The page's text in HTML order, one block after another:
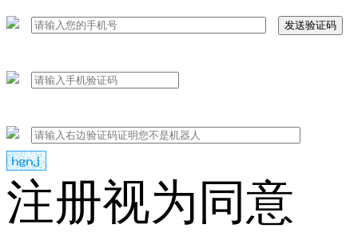
发送验证码
注册视为同意